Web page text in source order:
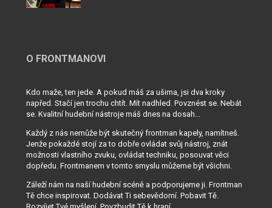
O FRONTMANOVI
Kdo maže, ten jede. A pokud máš za ušima, jsi dva kroky
napřed. Stačí jen trochu chtít. Mít nadhled. Povznést se. Nebát
se. Kvalitní hudební nástroje máš dnes na dosah...
Každý z nás nemůže být skutečný frontman kapely, namítneš.
Jenže pokaždé stojí za to dobře ovládat svůj nástroj, znát
možnosti vlastního zvuku, ovládat techniku, posouvat věci
dopředu. Frontmanem v tomto smyslu můžeme být všichni.
Záleží nám na naší hudební scéně a podporujeme ji. Frontman
Tě chce inspirovat. Dodávat Ti sebevědomí. Pobavit Tě.